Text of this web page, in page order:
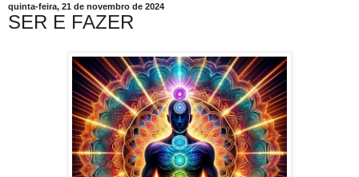
quinta-feira, 21 de novembro de 2024
SER E FAZER